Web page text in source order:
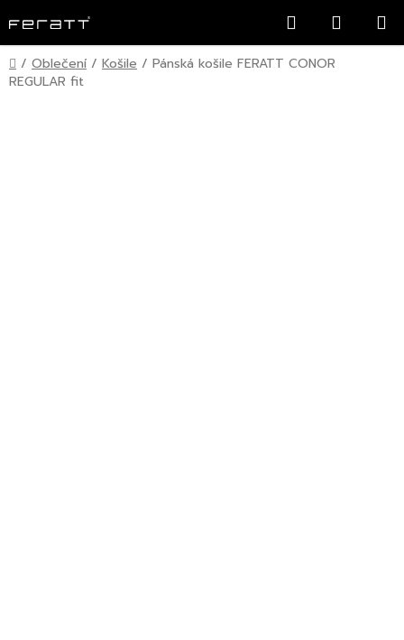
na
obsah
Hledat
KOŠÍK
Domů
/ Oblečení / Košile / Pánská košile FERATT CONOR
REGULAR fit